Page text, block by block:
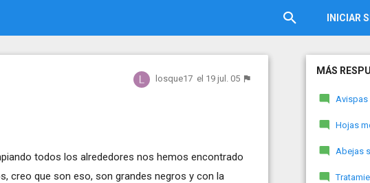
INICIAR
losque17 el 19 jul. 05
todos los alrededores nos hemos encontrado
creo que son eso, son grandes negros y con la
MÁS
Avispas
Hojas
Abejas